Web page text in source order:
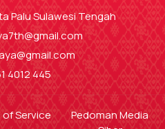
Palu Sulawesi Tengah
4012 445
of Service
Pedoman Media